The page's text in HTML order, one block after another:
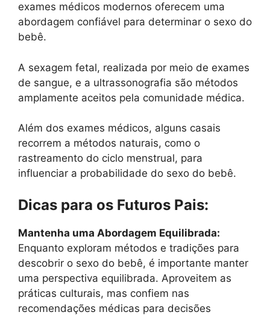
exames médicos modernos oferecem uma
abordagem confiável para determinar o sexo do
bebê.
A sexagem fetal, realizada por meio de exames
de sangue, e a ultrassonografia são métodos
amplamente aceitos pela comunidade médica.
Além dos exames médicos, alguns casais
recorrem a métodos naturais, como o
rastreamento do ciclo menstrual, para
influenciar a probabilidade do sexo do bebê.
Dicas para os Futuros Pais:
Mantenha uma Abordagem Equilibrada:
Enquanto exploram métodos e tradições para
descobrir o sexo do bebê, é importante manter
uma perspectiva equilibrada. Aproveitem as
práticas culturais, mas confiem nas
recomendações médicas para decisões